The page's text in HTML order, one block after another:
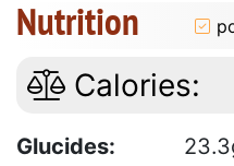
Nutrition
Calories:
Glucides: